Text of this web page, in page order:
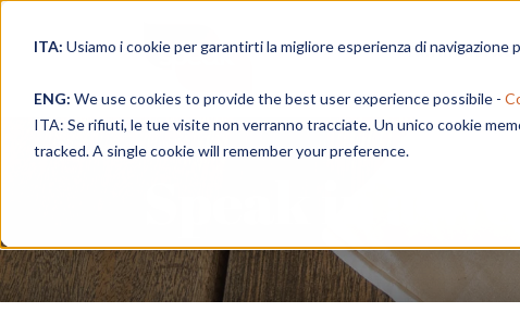
ITA: Usiamo i cookie per garantirti la migliore esperienza di navigazione
ENG: We use cookies to provide the best user experience possibile -
ITA: Se rifiuti, le tue visite non verranno tracciate. Un unico cookie
tracked. A single cookie will remember your preference.
full